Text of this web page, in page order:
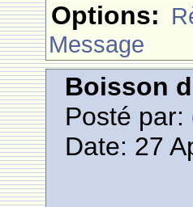
Options:
Message
Boisson
Posté par:
Date: 27